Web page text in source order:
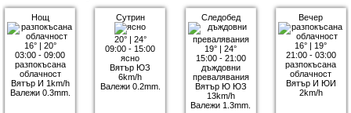
Нощ
16°| 20°
03:00 - 09:00
разпокъсана
облачност
Вятър И 1km/h
Валежи 0.3mm.
Сутрин
20°| 24°
09:00 - 15:00
ясно
Вятър ЮЗ
6km/h
Валежи 0.2mm.
Следобед
19° |24°
15:00 - 21:00
дъждовни
превалявания
Вятър Ю ЮЗ
13km/h
Валежи 1.3mm.
Вечер
16° | 19°
21:00 - 03:00
разпокъсана
облачност
Вятър И ЮИ
2km/h